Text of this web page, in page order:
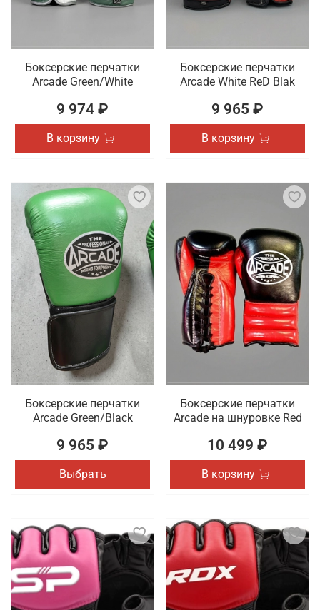
Боксерские перчатки
Arcade Green/White
9 974 ₽
В корзину
Боксерские перчатки
Arcade White ReD Blak
9 965 ₽
В корзину
Боксерские перчатки
Arcade Green/Black
9 965 ₽
Выбрать
Боксерские перчатки
Arcade на шнуровке Red
10 499 ₽
В корзину